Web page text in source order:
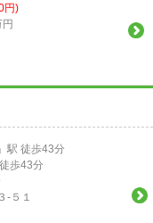
円)
」駅 徒歩43分
歩43分
-５１